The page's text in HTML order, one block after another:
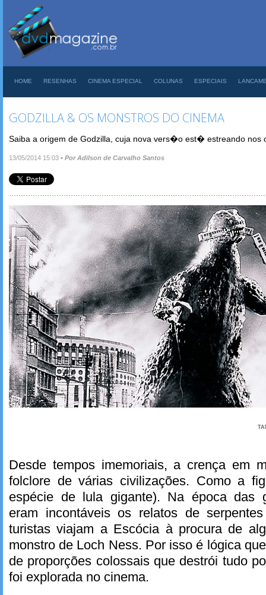
HOME RESENHAS CINEMA ESPECIAL COLUNAS ESPECIAIS
GODZILLA & OS MONSTROS DO CINEMA
Saiba a origem de Godzilla, cuja nova vers�o est� estreando nos
13/05/2014 15:03 • Por Adilson de Carvalho Santos
Desde tempos imemoriais, a crença em
folclore de várias civilizações. Como a
espécie de lula gigante). Na época das
eram incontáveis os relatos de
turistas viajam a Escócia à procura de
monstro de Loch Ness. Por isso é lógica
de proporções colossais que destrói tudo
foi explorada no cinema.